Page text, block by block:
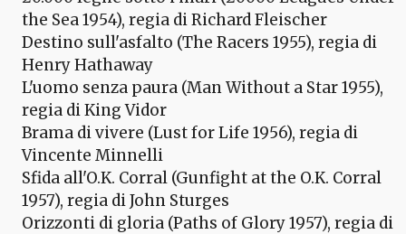
the Sea 1954), regia di Richard Fleischer
Destino sull'asfalto (The Racers 1955), regia di
Henry Hathaway
L'uomo senza paura (Man Without a Star 1955),
regia di King Vidor
Brama di vivere (Lust for Life 1956), regia di
Vincente Minnelli
Sfida all'O.K. Corral (Gunfight at the O.K. Corral
1957), regia di John Sturges
Orizzonti di gloria (Paths of Glory 1957), regia di